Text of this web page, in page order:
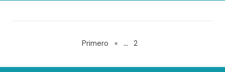
Primero « ... 2